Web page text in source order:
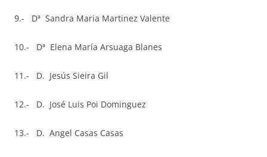
9.- Dª Sandra Maria Martinez Valente
10.- Dª Elena María Arsuaga Blanes
11.- D. Jesús Sieira Gil
12.- D. José Luis Poi Dominguez
13.- D. Angel Casas Casas